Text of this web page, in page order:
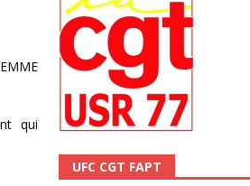
TRACTS
qui
UFC CGT FAPT